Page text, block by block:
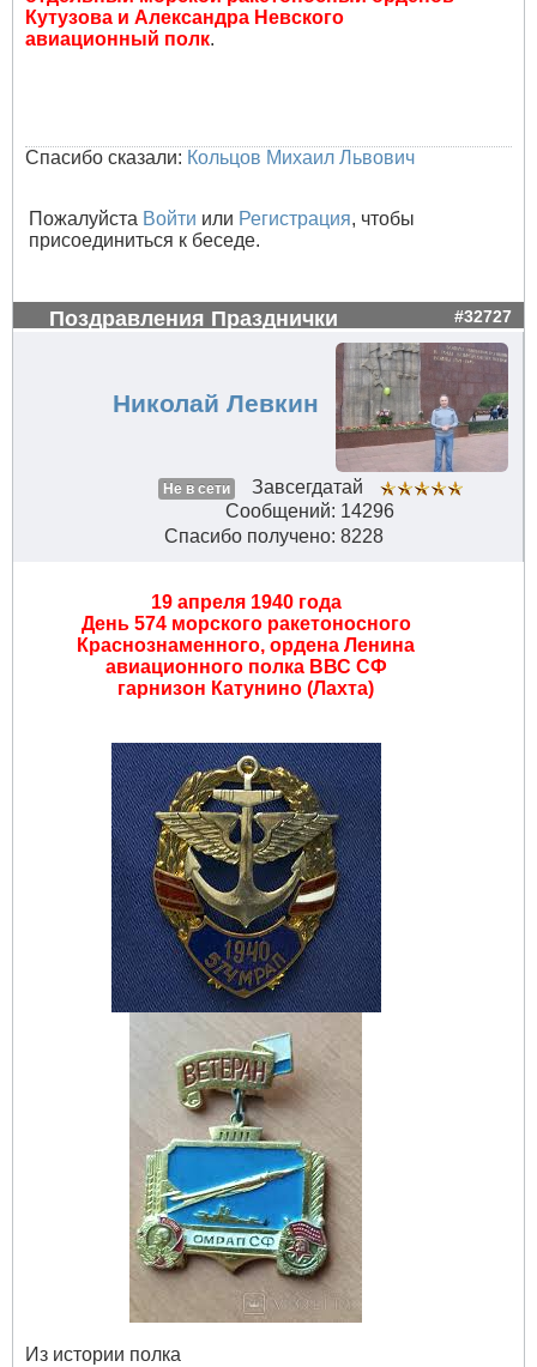
Кутузова и Александра Невского
авиационный полк.
Спасибо сказали: Кольцов Михаил Львович
Пожалуйста Войти или Регистрация, чтобы
присоединиться к беседе.
Поздравления Празднички #32727
Николай Левкин
Не в сети
Завсегдатай
Сообщений: 14296
Спасибо получено: 8228
19 апреля 1940 года
День 574 морского ракетоносного
Краснознаменного, ордена Ленина
авиационного полка ВВС СФ
гарнизон Катунино (Лахта)
Из истории полка